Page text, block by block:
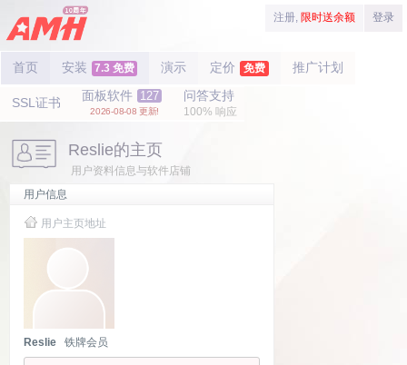
注册, 限时送余额 登录
首页 安装 7.3 免费 演示 定价 免费 推广计划
SSL证书 面板软件 127
2026-08-08 更新!
问答支持
100% 响应
Reslie的主页
用户资料信息与软件店铺
用户信息
用户主页地址
Reslie 铁牌会员